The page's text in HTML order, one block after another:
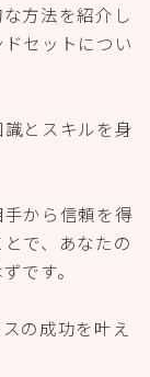
方法を紹介し
セットについ
とスキルを身
から信頼を得
で、あなたの
です。
の成功を叶え